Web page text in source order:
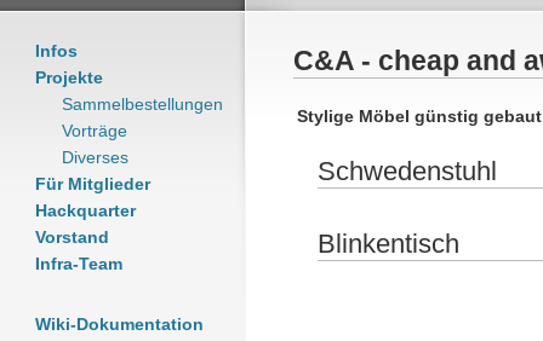
Infos
Projekte
Sammelbestellungen
Vorträge
Diverses
Für Mitglieder
Hackquarter
Vorstand
Infra-Team
Wiki-Dokumentation
C&A - cheap and
Stylige Möbel günstig gebaut
Schwedenstuhl
Blinkentisch